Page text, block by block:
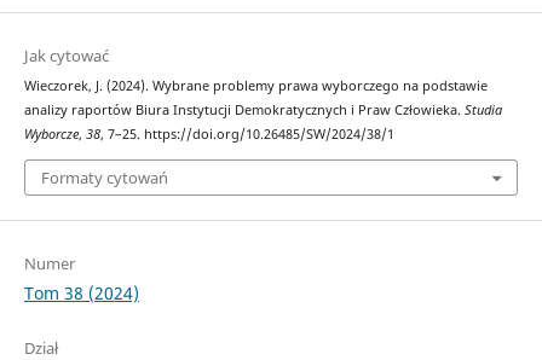
Jak cytować
Wieczorek, J. (2024). Wybrane problemy prawa wyborczego na podstawie
analizy raportów Biura Instytucji Demokratycznych i Praw Człowieka. Studia
Wyborcze, 38, 7–25. https://doi.org/10.26485/SW/2024/38/1
Formaty cytowań
Numer
Tom 38 (2024)
Dział